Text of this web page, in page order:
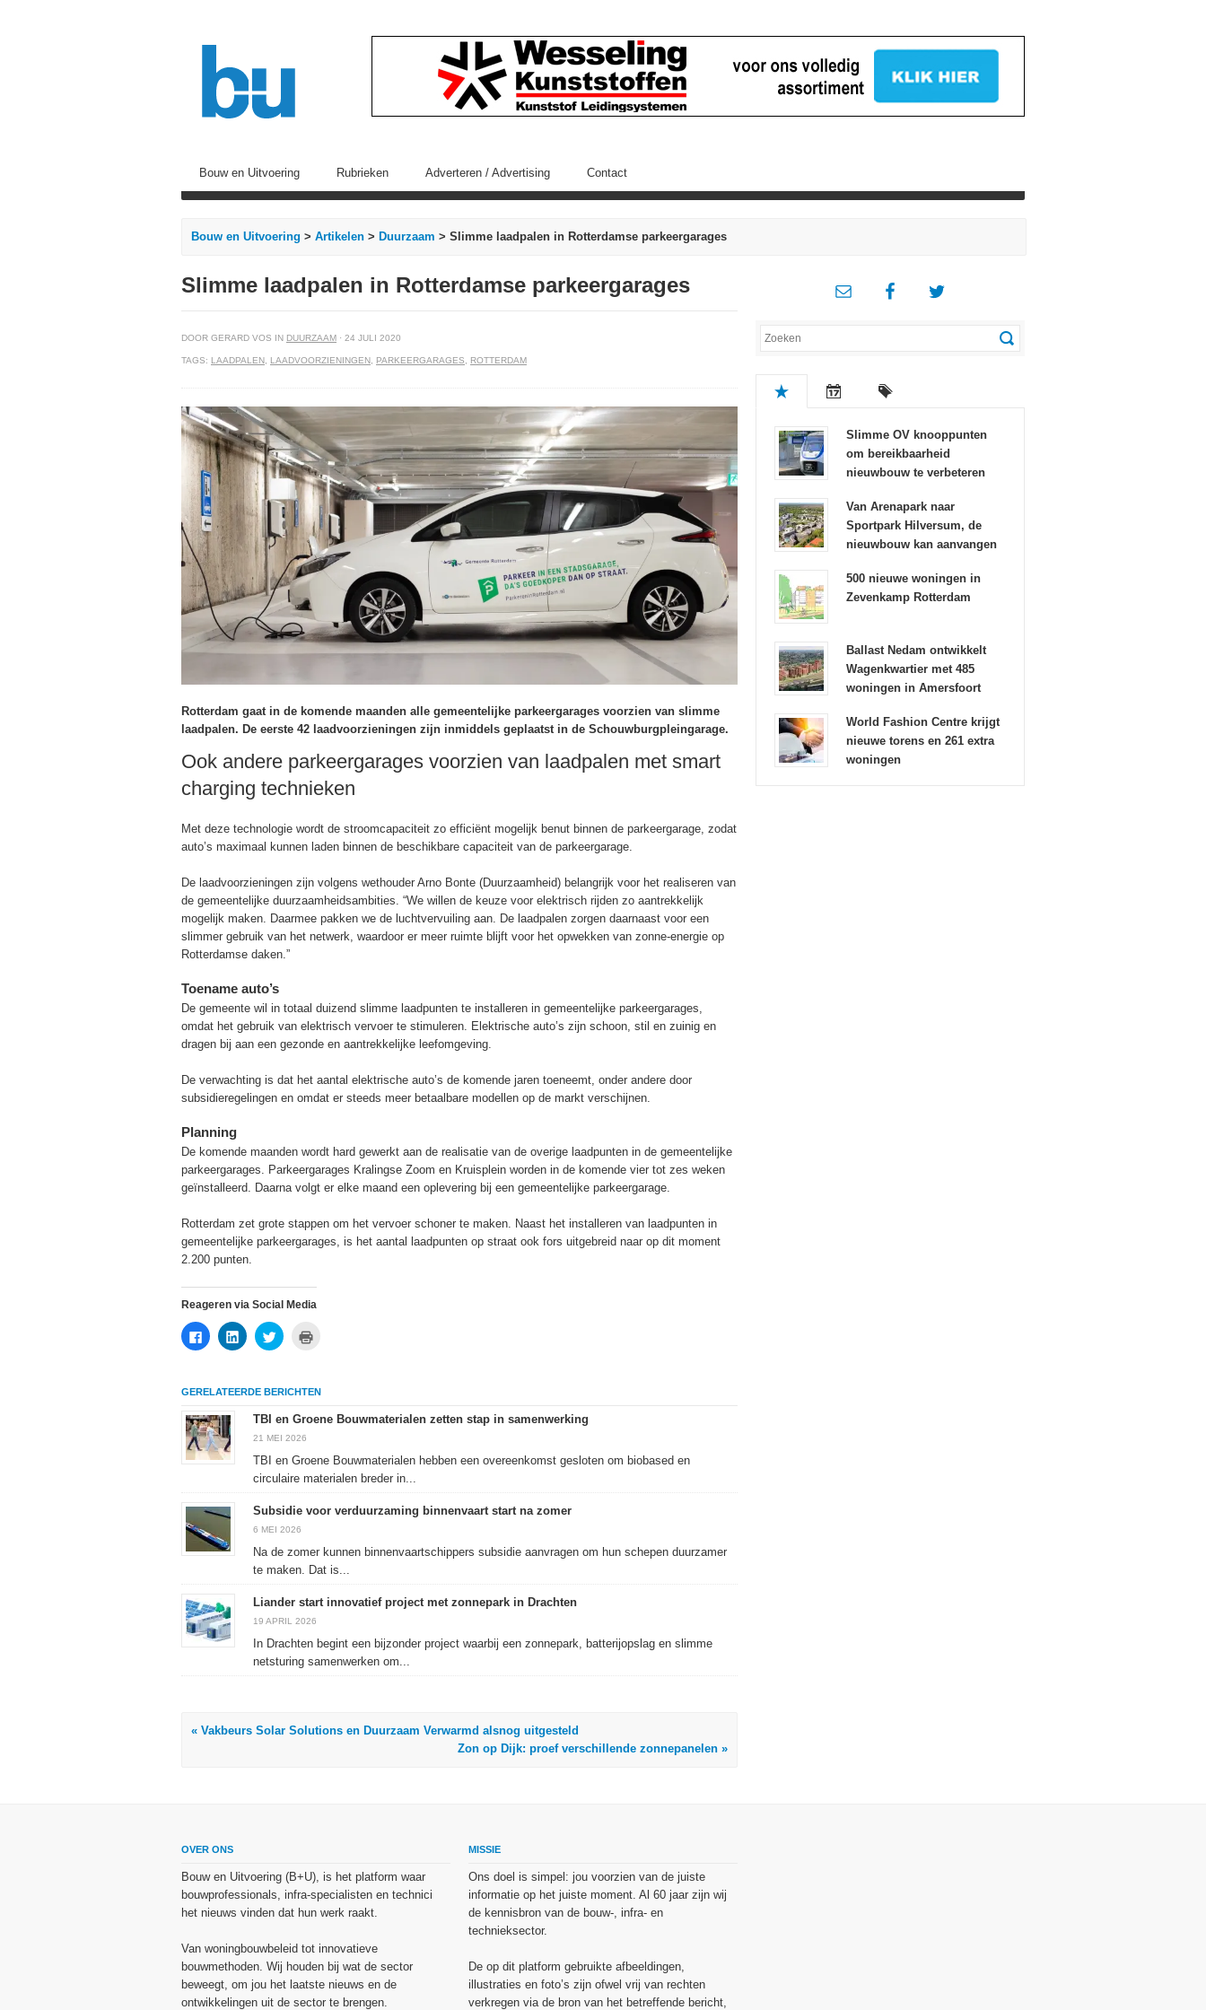
Bouw en Uitvoering Rubrieken Adverteren / Advertising Contact
Bouw en Uitvoering > Artikelen > Duurzaam > Slimme laadpalen in Rotterdamse parkeergarages
Slimme laadpalen in Rotterdamse parkeergarages
DOOR GERARD VOS IN DUURZAAM · 24 JULI 2020
TAGS: LAADPALEN LAADVOORZIENINGEN PARKEERGARAGES ROTTERDAM
Rotterdam gaat in de komende maanden alle gemeentelijke parkeergarages voorzien van slimme
laadpalen. De eerste 42 laadvoorzieningen zijn inmiddels geplaatst in de Schouwburgpleingarage.
Ook andere parkeergarages voorzien van laadpalen met smart
charging technieken
Met deze technologie wordt de stroomcapaciteit zo efficiënt mogelijk benut binnen de parkeergarage, zodat
auto’s maximaal kunnen laden binnen de beschikbare capaciteit van de parkeergarage.
De laadvoorzieningen zijn volgens wethouder Arno Bonte (Duurzaamheid) belangrijk voor het realiseren van
de gemeentelijke duurzaamheidsambities. “We willen de keuze voor elektrisch rijden zo aantrekkelijk
mogelijk maken. Daarmee pakken we de luchtvervuiling aan. De laadpalen zorgen daarnaast voor een
slimmer gebruik van het netwerk, waardoor er meer ruimte blijft voor het opwekken van zonne-energie op
Rotterdamse daken.”
Toename auto’s
De gemeente wil in totaal duizend slimme laadpunten te installeren in gemeentelijke parkeergarages,
omdat het gebruik van elektrisch vervoer te stimuleren. Elektrische auto’s zijn schoon, stil en zuinig en
dragen bij aan een gezonde en aantrekkelijke leefomgeving.
De verwachting is dat het aantal elektrische auto’s de komende jaren toeneemt, onder andere door
subsidieregelingen en omdat er steeds meer betaalbare modellen op de markt verschijnen.
Planning
De komende maanden wordt hard gewerkt aan de realisatie van de overige laadpunten in de gemeentelijke
parkeergarages. Parkeergarages Kralingse Zoom en Kruisplein worden in de komende vier tot zes weken
geïnstalleerd. Daarna volgt er elke maand een oplevering bij een gemeentelijke parkeergarage.
Rotterdam zet grote stappen om het vervoer schoner te maken. Naast het installeren van laadpunten in
gemeentelijke parkeergarages, is het aantal laadpunten op straat ook fors uitgebreid naar op dit moment
2.200 punten.
Reageren via Social Media
Klik
om
Facebook
(Wordt
een
nieuw
venster
geopend)
Klik
om
delen
(Wordt
een
venster
Klik
om
Twitter
(Wordt
een
venster
(Wordt
in
nieuw
GERELATEERDE BERICHTEN
TBI en Groene Bouwmaterialen zetten stap in samenwerking
21 MEI 2026
TBI en Groene Bouwmaterialen hebben een overeenkomst gesloten om biobased en
circulaire materialen breder in...
Subsidie voor verduurzaming binnenvaart start na zomer
6 MEI 2026
Na de zomer kunnen binnenvaartschippers subsidie aanvragen om hun schepen duurzamer
te maken. Dat is...
Liander start innovatief project met zonnepark in Drachten
19 APRIL 2026
In Drachten begint een bijzonder project waarbij een zonnepark, batterijopslag en slimme
netsturing samenwerken om...
« Vakbeurs Solar Solutions en Duurzaam Verwarmd alsnog uitgesteld
Zon op Dijk: proef verschillende zonnepanelen »
Slimme OV knooppunten
om bereikbaarheid
nieuwbouw te verbeteren
Van Arenapark naar
Sportpark Hilversum, de
nieuwbouw kan aanvangen
500 nieuwe woningen in
Zevenkamp Rotterdam
Ballast Nedam ontwikkelt
Wagenkwartier met 485
woningen in Amersfoort
World Fashion Centre krijgt
nieuwe torens en 261 extra
woningen
OVER ONS
Bouw en Uitvoering (B+U), is het platform waar
bouwprofessionals, infra-specialisten en technici
het nieuws vinden dat hun werk raakt.
Van woningbouwbeleid tot innovatieve
bouwmethoden. Wij houden bij wat de sector
beweegt, om jou het laatste nieuws en de
ontwikkelingen uit de sector te brengen.
MISSIE
Ons doel is simpel: jou voorzien van de juiste
informatie op het juiste moment. Al 60 jaar zijn wij
de kennisbron van de bouw-, infra- en
technieksector.
De op dit platform gebruikte afbeeldingen,
illustraties en foto’s zijn ofwel vrij van rechten
verkregen via de bron van het betreffende bericht,